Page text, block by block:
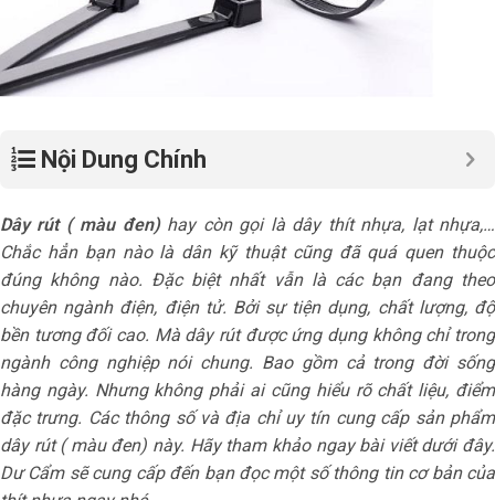
Nội Dung Chính
Dây rút ( màu đen)hay còn gọi là dây thít nhựa, lạt nhựa,…
Chắc hẳn bạn nào là dân kỹ thuật cũng đã quá quen thuộc
đúng không nào. Đặc biệt nhất vẫn là các bạn đang theo
chuyên ngành điện, điện tử. Bởi sự tiện dụng, chất lượng, độ
bền tương đối cao. Mà dây rút được ứng dụng không chỉ trong
ngành công nghiệp nói chung. Bao gồm cả trong đời sống
hàng ngày. Nhưng không phải ai cũng hiểu rõ chất liệu, điểm
đặc trưng. Các thông số và địa chỉ uy tín cung cấp sản phẩm
dây rút ( màu đen) này. Hãy tham khảo ngay bài viết dưới đây.
Dư Cẩm sẽ cung cấp đến bạn đọc một số thông tin cơ bản của